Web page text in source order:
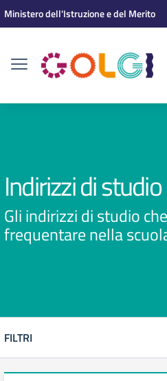
Vai ai contenuti
Vai al menu di navigazione
Vai al footer
Ministero dell'Istruzione e del Merito
Indirizzi di studio
Gli indirizzi di studio
frequentare nella
FILTRI